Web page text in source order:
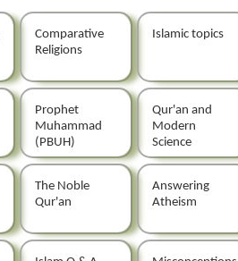
Comparative
Religions
Islamic topics
Prophet
Muhammad
(PBUH)
Qur'an and
Modern
Science
The Noble
Qur'an
Answering
Atheism